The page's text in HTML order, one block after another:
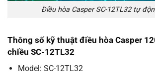
Điều hòa Casper SC-12TL32 tự
Thông số kỹ thuật điều hòa Casper
chiều SC-12TL32
Model: SC-12TL32